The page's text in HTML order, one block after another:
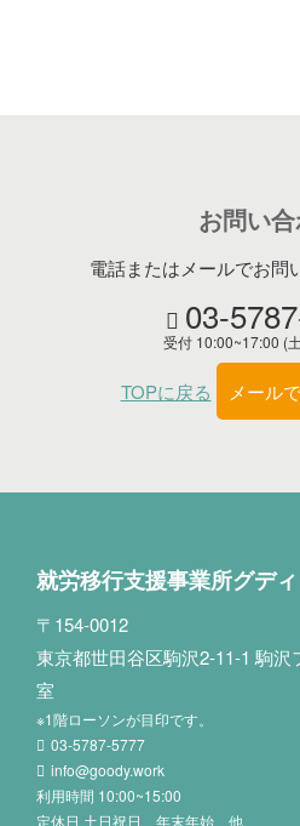
お問い
電話またはメールでお問
03-
受付 10:00~17:00 (
TOPに戻る メール
就労移行支援事業所グディ
〒154-0012
東京都世田谷区駒沢2-11-1 駒
室
※1階ローソンが目印です。
03-5787-5777
info@goody.work
利用時間 10:00~15:00
定休日 土日祝日、年末年始 他